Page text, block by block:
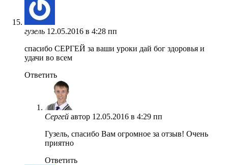
гузель 12.05.2016 в 4:28 пп
спасибо СЕРГЕЙ за ваши уроки дай бог здоровья и
удачи во всем
Ответить
Сергей автор 12.05.2016 в 4:29 пп
Гузель, спасибо Вам огромное за отзыв! Очень
приятно
Ответить